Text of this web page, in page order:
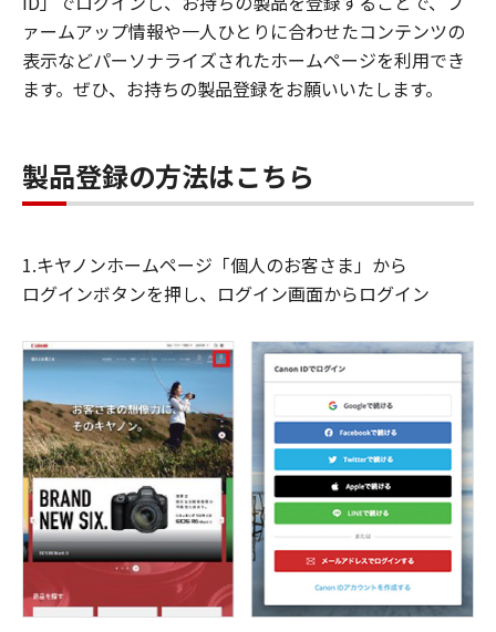
ァームアップ情報や一人ひとりに合わせたコンテンツの
表示などパーソナライズされたホームページを利用でき
ます。ぜひ、お持ちの製品登録をお願いいたします。
製品登録の方法はこちら
1.キヤノンホームページ「個人のお客さま」から
ログインボタンを押し、ログイン画面からログイン